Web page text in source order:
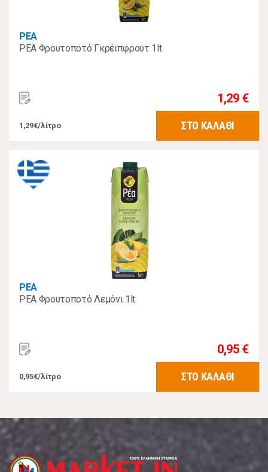
ΡΕΑ
ΡΕΑ Φρουτοποτό Γκρέιπφρουτ 1lt
1,29 €
1,29€/λίτρο ΣΤΟ ΚΑΛΑΘΙ
ΡΕΑ
ΡΕΑ Φρουτοποτό Λεμόνι 1lt
0,95 €
0,95€/λίτρο ΣΤΟ ΚΑΛΑΘΙ